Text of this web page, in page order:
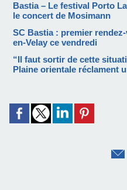
Bastia – Le festival Porto
le concert de Mosimann
SC Bastia : premier
en-Velay ce vendredi
“Il faut sortir de cette
Plaine orientale réclament